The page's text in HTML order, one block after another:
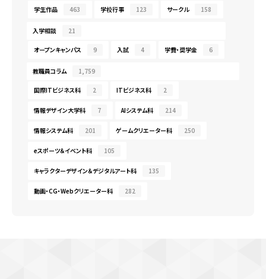
学生作品 463 学校行事 123 サークル 158
入学相談 21
オープンキャンパス 9 入試 4 学費・奨学金 6
教職員コラム 1,759
国際ITビジネス科 2 ITビジネス科 2
情報デザイン大学科 7 AIシステム科 214
情報システム科 201 ゲームクリエーター科 250
eスポーツ＆イベント科 105
キャラクターデザイン＆デジタルアート科 135
動画・CG・Webクリエーター科 282